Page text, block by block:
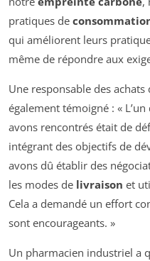
pratiques de
qui améliorent leurs
même de répondre aux
Une responsable des achats
également témoigné : «
avons rencontrés était de
intégrant des objectifs de
avons dû établir des
les modes de livraison et
Cela a demandé un effort
sont encourageants. »
Un pharmacien industriel a